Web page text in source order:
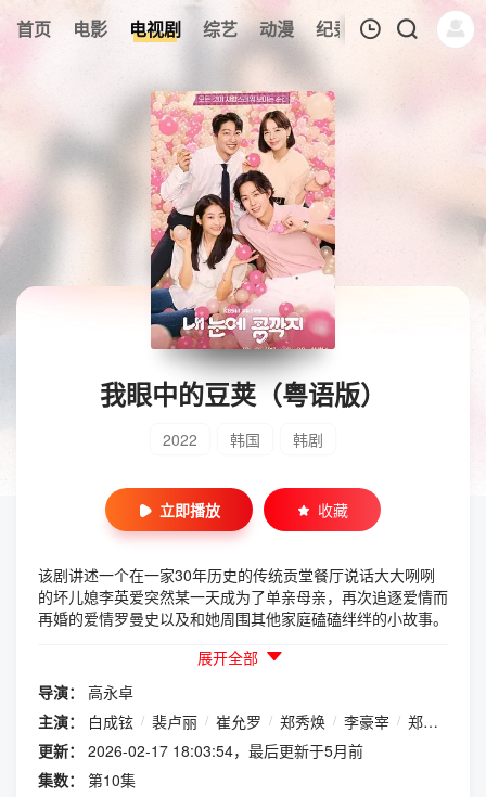
首页 电影 电视剧 综艺 动漫 纪录片 午夜剧场
我的观影记录
暂无观看影片的记录
我眼中的豆荚（粤语版）
2022 韩国 韩剧
立即播放 收藏
该剧讲述一个在一家30年历史的传统贡堂餐厅说话大大咧咧
的坏儿媳李英爱突然某一天成为了单亲母亲，再次追逐爱情而
再婚的爱情罗曼史以及和她周围其他家庭磕磕绊绊的小故事。
展开全部
导演：
高永卓
主演：
白成铉 / 裴卢丽 / 崔允罗 / 郑秀焕 / 李豪宰 / 郑惠先
更新：
2026-02-17 18:03:54，最后更新于5月前
集数：
第10集